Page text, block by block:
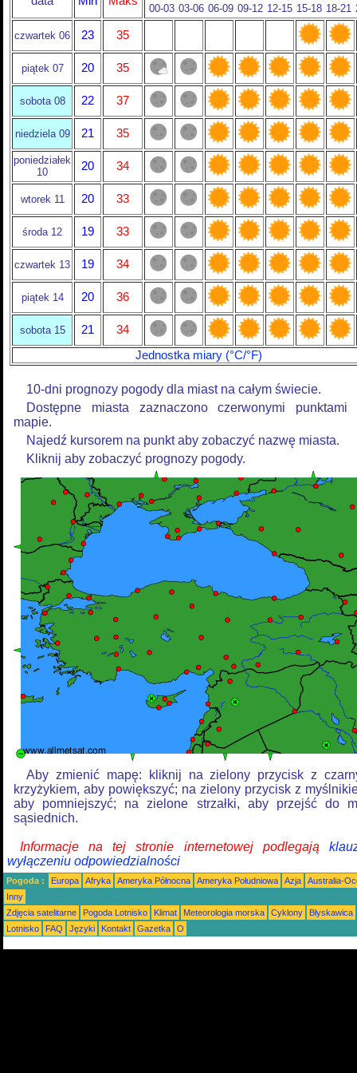
00-03 03-06 06-09 09-12 12-15 15-18 18-21
czwartek 06 23 35
piątek 07 20 35
sobota 08 22 37
niedziela 09 21 35
poniedziałek
10
20 34
wtorek 11 20 33
środa 12 19 33
czwartek 13 19 34
piątek 14 20 36
sobota 15 21
34
Jednostka miary (°C/°F)
10-dni prognozy pogody dla miast na całym świecie.
Dostępne miasta zaznaczono czerwonymi punktami
mapie.
Najedź kursorem na punkt aby zobaczyć nazwę miasta.
Kliknij aby zobaczyć prognozy pogody.
Aby zmienić mapę: kliknij na zielony przycisk z
krzyżykiem, aby powiększyć; na zielony przycisk z
aby pomniejszyć; na zielone strzałki, aby przejść do
sąsiednich.
Informacje na tej stronie internetowej podlegają
wyłączeniu odpowiedzialności
Pogoda : Europa Afryka Ameryka Północna Ameryka Południowa Azja
Australia-
Inny
Zdjęcia satelitarne
Pogoda Lotnisko Klimat Meteorologia morska Cyklony
Błyskawica
Lotnisko
FAQ Języki Kontakt Gazetka O